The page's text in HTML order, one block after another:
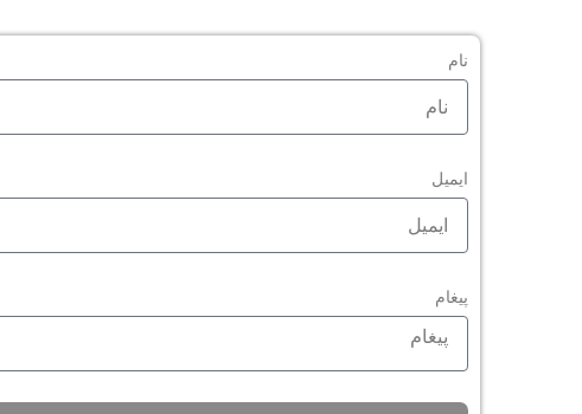
نام
ایمیل
پیغام